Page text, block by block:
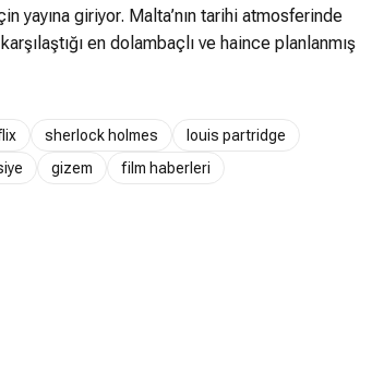
yayına giriyor. Malta’nın tarihi atmosferinde
en dolambaçlı ve haince planlanmış
sherlock holmes
louis partridge
gizem film haberleri